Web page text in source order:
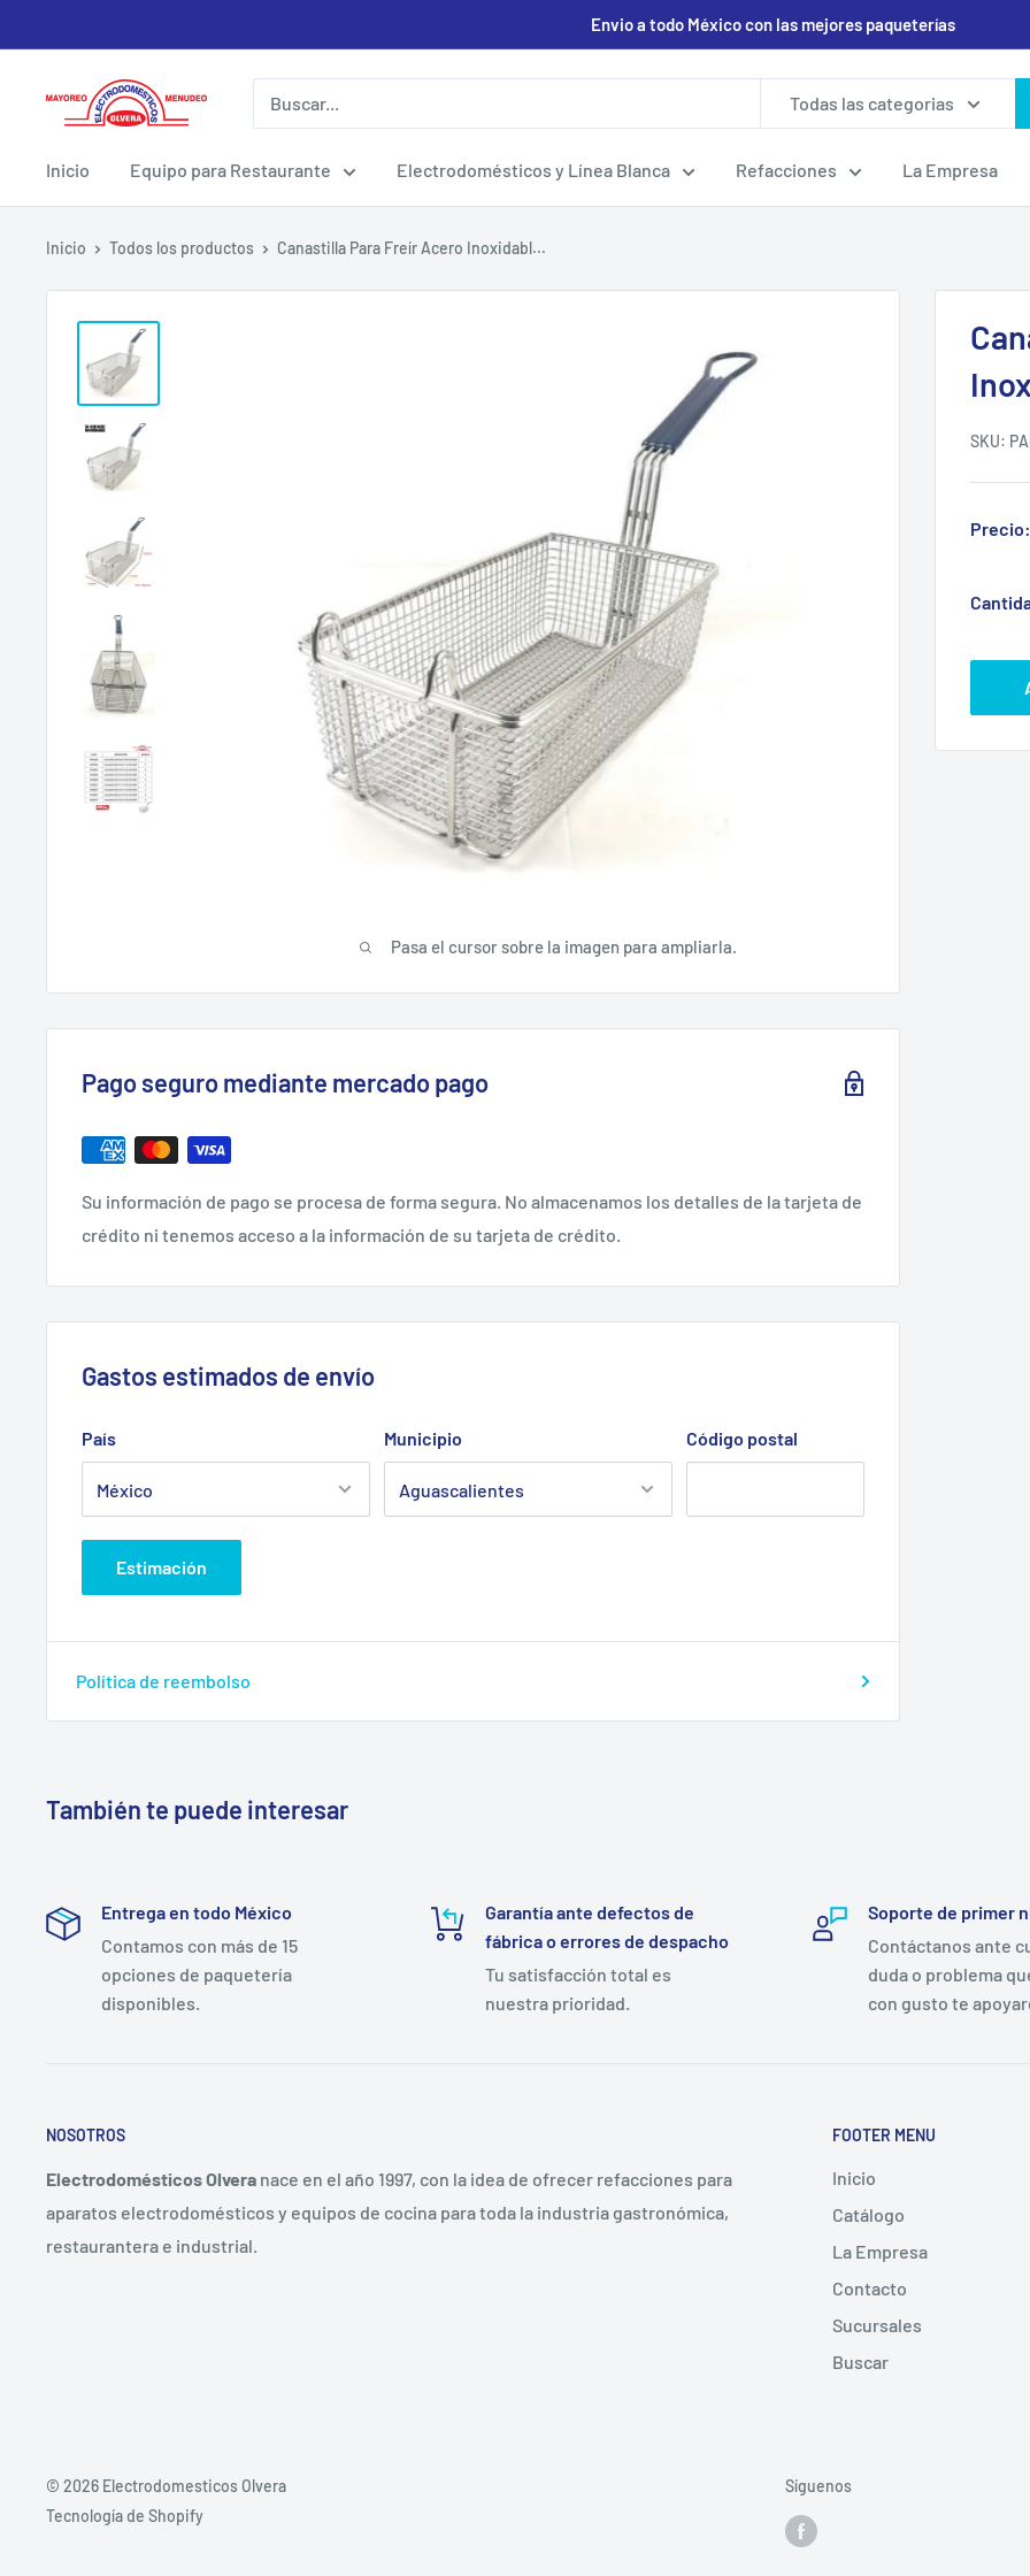
directamente
contenido
Envio a todo México con las mejores paqueterías
Electrodomesticos
Olvera
Todas las categorias
Inicio Equipo para Restaurante Electrodomésticos y Línea Blanca Refacciones La Empresa
Inicio Todos los productos Canastilla Para Freír Acero Inoxidabl...
Pasa el cursor sobre la imagen para ampliarla.
SKU:
Precio:
Pago seguro mediante mercado pago
Su información de pago se procesa de forma segura. No almacenamos los detalles de la tarjeta de
crédito ni tenemos acceso a la información de su tarjeta de crédito.
Gastos estimados de envío
País Municipio Código postal
Estimación
Política de reembolso
También te puede interesar
Entrega en todo México
Contamos con más de 15
opciones de paquetería
disponibles.
Garantía ante defectos de
fábrica o errores de despacho
Tu satisfacción total es
nuestra prioridad.
Soporte de primer
Contáctanos ante
duda o problema
con gusto te
NOSOTROS
Electrodomésticos Olvera nace en el año 1997, con la idea de ofrecer refacciones para
aparatos electrodomésticos y equipos de cocina para toda la industria gastronómica,
restaurantera e industrial.
FOOTER MENU
Inicio
Catálogo
La Empresa
Contacto
Sucursales
Buscar
© 2026 Electrodomesticos Olvera
Tecnología de Shopify
Síguenos